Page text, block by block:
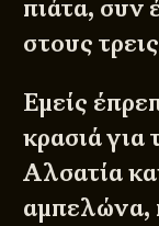
πιάτα, συν
στους
Εμείς
κρασιά για
Αλσατία
αμπελώνα,